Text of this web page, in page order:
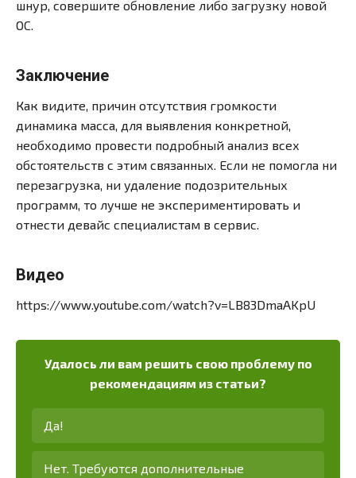
шнур, совершите обновление либо загрузку новой
ОС.
Заключение
Как видите, причин отсутствия громкости
динамика масса, для выявления конкретной,
необходимо провести подробный анализ всех
обстоятельств с этим связанных. Если не помогла ни
перезагрузка, ни удаление подозрительных
программ, то лучше не экспериментировать и
отнести девайс специалистам в сервис.
Видео
https://www.youtube.com/watch?v=LB83DmaAKpU
Удалось ли вам решить свою проблему по
рекомендациям из статьи?
Да!
Нет. Требуются дополнительные